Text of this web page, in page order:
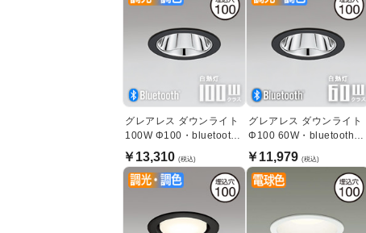
グレアレス ダウンライト
100W Φ100・bluetooth
｜ブラック
￥13,310 (税込)
グレアレス ダウンライト
Φ100 60W・bluetooth｜
ブラック
￥11,979 (税込)